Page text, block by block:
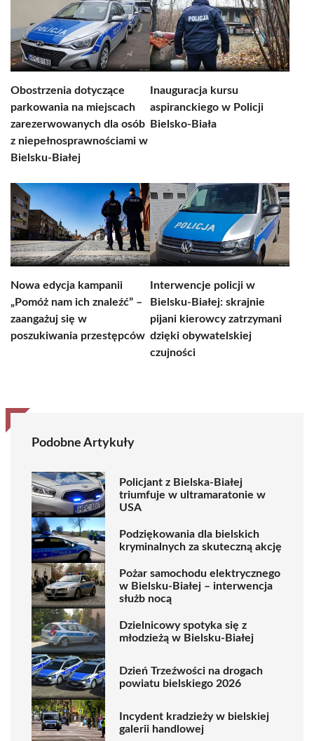
Obostrzenia dotyczące
parkowania na miejscach
zarezerwowanych dla osób
z niepełnosprawnościami w
Bielsku-Białej
Inauguracja kursu
aspiranckiego w Policji
Bielsko-Biała
Nowa edycja kampanii
„Pomóż nam ich znaleźć” –
zaangażuj się w
poszukiwania przestępców
Interwencje policji w
Bielsku-Białej: skrajnie
pijani kierowcy zatrzymani
dzięki obywatelskiej
czujności
Podobne Artykuły
Policjant z Bielska-Białej
triumfuje w ultramaratonie w
USA
Podziękowania dla bielskich
kryminalnych za skuteczną akcję
Pożar samochodu elektrycznego
w Bielsku-Białej – interwencja
służb nocą
Dzielnicowy spotyka się z
młodzieżą w Bielsku-Białej
Dzień Trzeźwości na drogach
powiatu bielskiego 2026
Incydent kradzieży w bielskiej
galerii handlowej